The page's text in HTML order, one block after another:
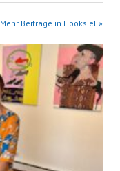
Mehr Beiträge in Hooksiel »